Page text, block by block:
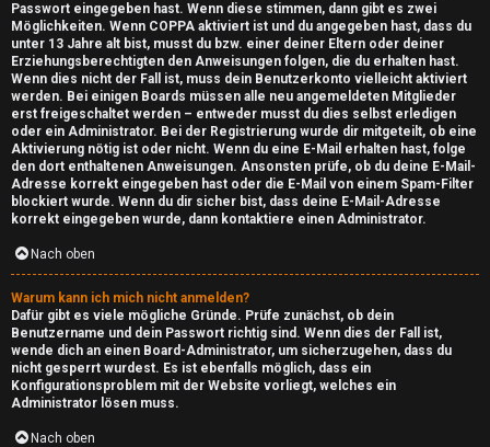
Passwort eingegeben hast. Wenn diese stimmen, dann gibt es zwei
Möglichkeiten. Wenn COPPA aktiviert ist und du angegeben hast, dass du
unter 13 Jahre alt bist, musst du bzw. einer deiner Eltern oder deiner
Erziehungsberechtigten den Anweisungen folgen, die du erhalten hast.
Wenn dies nicht der Fall ist, muss dein Benutzerkonto vielleicht aktiviert
werden. Bei einigen Boards müssen alle neu angemeldeten Mitglieder
erst freigeschaltet werden – entweder musst du dies selbst erledigen
oder ein Administrator. Bei der Registrierung wurde dir mitgeteilt, ob eine
Aktivierung nötig ist oder nicht. Wenn du eine E-Mail erhalten hast, folge
den dort enthaltenen Anweisungen. Ansonsten prüfe, ob du deine E-Mail-
Adresse korrekt eingegeben hast oder die E-Mail von einem Spam-Filter
blockiert wurde. Wenn du dir sicher bist, dass deine E-Mail-Adresse
korrekt eingegeben wurde, dann kontaktiere einen Administrator.
Nach oben
Warum kann ich mich nicht anmelden?
Dafür gibt es viele mögliche Gründe. Prüfe zunächst, ob dein
Benutzername und dein Passwort richtig sind. Wenn dies der Fall ist,
wende dich an einen Board-Administrator, um sicherzugehen, dass du
nicht gesperrt wurdest. Es ist ebenfalls möglich, dass ein
Konfigurationsproblem mit der Website vorliegt, welches ein
Administrator lösen muss.
Nach oben